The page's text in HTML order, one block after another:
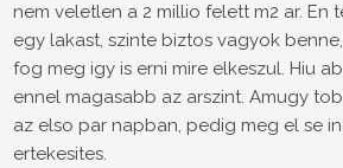
nem veletlen a 2 millio felett m2 ar. En
egy lakast, szinte biztos vagyok
fog meg igy is erni mire elkeszul. Hiu
ennel magasabb az arszint. Amugy
az elso par napban, pedig meg el se
ertekesites.